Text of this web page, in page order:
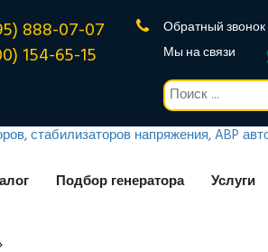
888-07-07
154-65-15
Обратный звонок
Мы на связи
Подбор генератора Услуги